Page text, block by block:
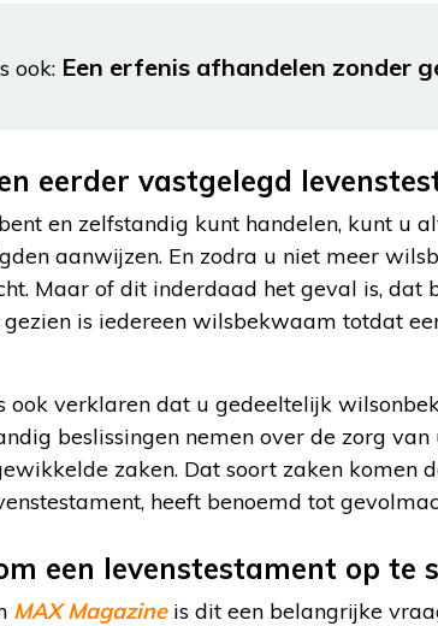
ook: Een erfenis afhandelen zonder
eerder vastgelegd
en zelfstandig kunt handelen, kunt u
aanwijzen. En zodra u niet meer
Maar of dit inderdaad het geval is, dat
is iedereen wilsbekwaam totdat
ook verklaren dat u gedeeltelijk
beslissingen nemen over de zorg
zaken. Dat soort zaken komen
heeft benoemd tot
een levenstestament op te
MAX Magazineis dit een belangrijke